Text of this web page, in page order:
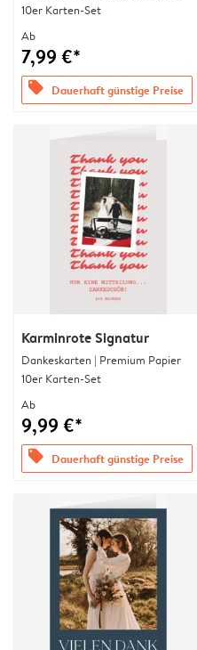
10er Karten-Set
Ab
7,99 €*
offers Dauerhaft günstige Preise
Karminrote Signatur
Dankeskarten | Premium Papier
10er Karten-Set
Ab
9,99 €*
offers Dauerhaft günstige Preise